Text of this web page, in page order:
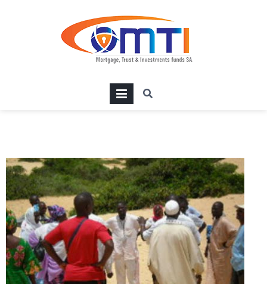
PRIMARY